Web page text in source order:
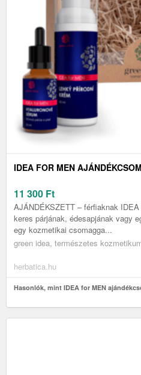
IDEA FOR MEN
11 300 Ft
AJÁNDÉKSZETT – férfiaknak
keres párjának, édesapjának vagy
egy kozmetikai csomagga...
green idea, természetes
herbatica.hu
Hasonlók, mint IDEA for MEN